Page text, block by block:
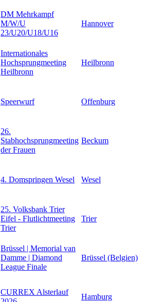
DM Mehrkampf
M/W/U
23/U20/U18/U16
Hannover
Internationales
Hochsprungmeeting
Heilbronn
Heilbronn
Speerwurf Offenburg
26.
Stabhochsprungmeeting
der Frauen
Beckum
4. Domspringen Wesel Wesel
25. Volksbank Trier
Eifel - Flutlichtmeeting
Trier
Trier
Brüssel | Memorial van
Damme | Diamond
League Finale
Brüssel (Belgien)
CURREX Alsterlauf
Hamburg